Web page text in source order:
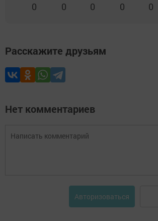
0 0 0 0 0
Расскажите друзьям
Нет комментариев
Авторизоваться